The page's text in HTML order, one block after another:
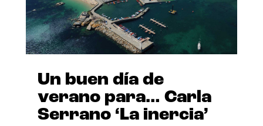
Un buen día de
verano para… Carla
Serrano ‘La inercia’